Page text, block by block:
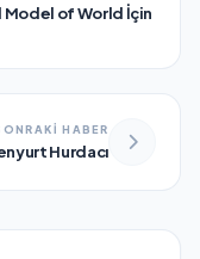
Model of World İçin
HABER
Hurdacı